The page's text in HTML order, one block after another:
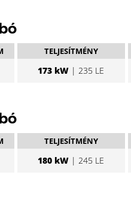
TELJESÍTMÉNY
173 kW | 235 LE
TELJESÍTMÉNY
180 kW | 245 LE